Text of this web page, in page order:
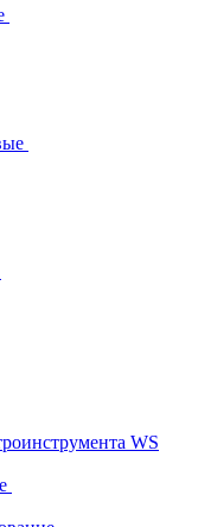
WS